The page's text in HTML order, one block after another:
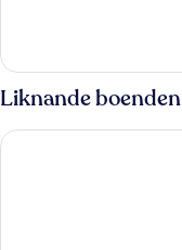
Liknande boenden
Protaras Plaza Hotel